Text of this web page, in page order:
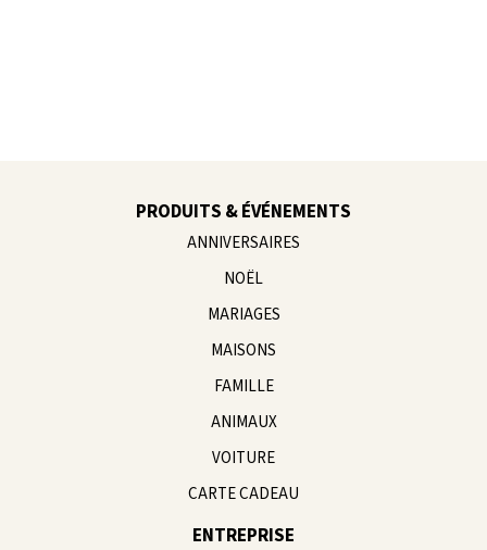
PRODUITS & ÉVÉNEMENTS
ANNIVERSAIRES
NOËL
MARIAGES
MAISONS
FAMILLE
ANIMAUX
VOITURE
CARTE CADEAU
ENTREPRISE